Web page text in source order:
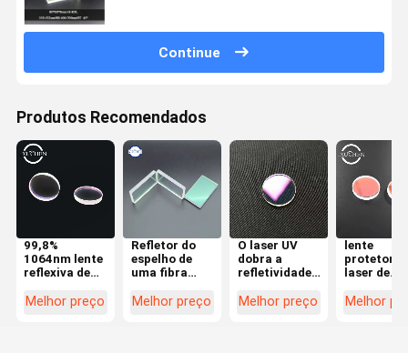
Continue
Produtos Recomendados
99,8%
1064nm lente
reflexiva de
instrumento
Melhor preço
Refletor do
espelho de
uma fibra
graus que
Melhor preço
O laser UV
dobra a
refletividade
reflexiva de
Melhor preço
lente
protetora
laser de
30mm na
Melhor